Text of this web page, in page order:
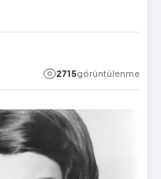
2715görüntülenme